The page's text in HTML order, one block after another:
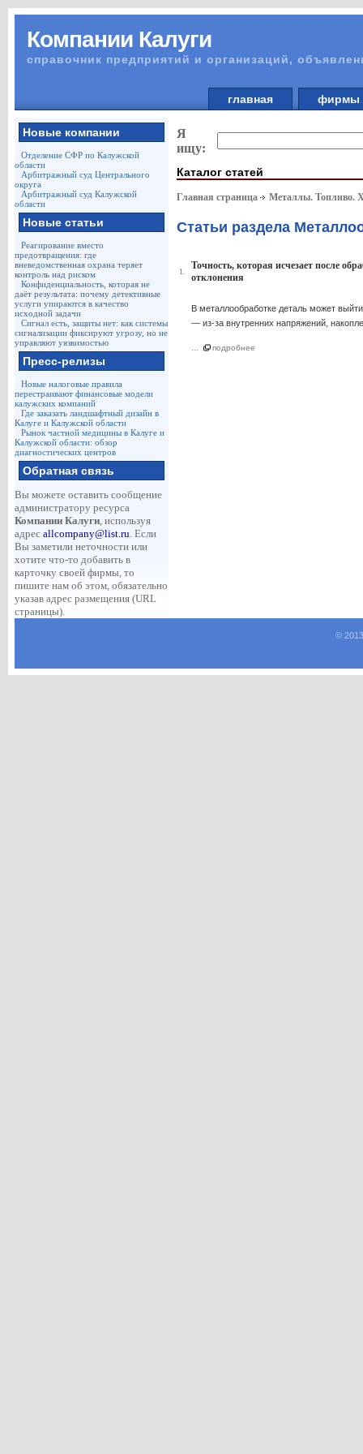
Компании Калуги
справочник предприятий и организаций,
главная
Новые компании
Отделение СФР по Калужской
области
Арбитражный суд Центрального
округа
Арбитражный суд Калужской
области
Новые статьи
Реагирование вместо
предотвращения: где
вневедомственная охрана теряет
контроль над риском
Конфиденциальность, которая не
даёт результата: почему детективные
услуги упираются в качество
исходной задачи
Сигнал есть, защиты нет: как системы
сигнализации фиксируют угрозу, но не
управляют уязвимостью
Пресс-релизы
Новые налоговые правила
перестраивают финансовые модели
калужских компаний
Где заказать ландшафтный дизайн в
Калуге и Калужской области
Рынок частной медицины в Калуге и
Калужской области: обзор
диагностических центров
Обратная связь
Вы можете оставить сообщение
администратору ресурса
Компании Калуги, используя
адрес allcompany@list.ru. Если
Вы заметили неточности или
хотите что-то добавить в
карточку своей фирмы, то
пишите нам об этом, обязательно
указав адрес размещения (URL
страницы).
Я
ищу:
Каталог статей
Главная страница Металлы. Топливо.
Статьи раздела
1.
Точность, которая исчезает после
отклонения
В металлообработке деталь может
— из-за внутренних напряжений,
подробнее
©